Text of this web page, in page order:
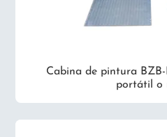
Cabina de pintura
portátil o